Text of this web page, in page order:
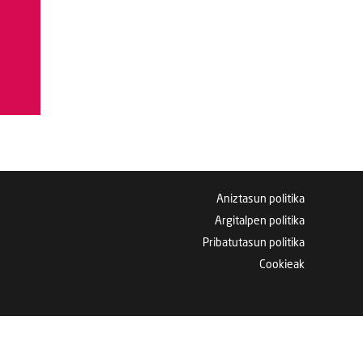
Aniztasun politika
Argitalpen politika
Pribatutasun politika
Cookieak